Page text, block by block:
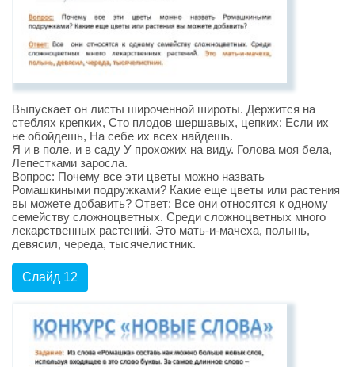
Выпускает он листы широченной широты. Держится на
стеблях крепких, Сто плодов шершавых, цепких: Если их
не обойдешь, На себе их всех найдешь.
Я и в поле, и в саду У прохожих на виду. Голова моя бела,
Лепестками заросла.
Вопрос: Почему все эти цветы можно назвать
Ромашкиными подружками? Какие еще цветы или растения
вы можете добавить? Ответ: Все они относятся к одному
семейству сложноцветных. Среди сложноцветных много
лекарственных растений. Это мать-и-мачеха, полынь,
девясил, череда, тысячелистник.
Слайд 12